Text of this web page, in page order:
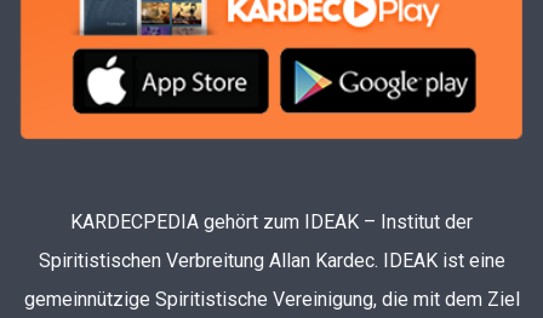
KARDECPEDIA gehört zum IDEAK – Institut der
Spiritistischen Verbreitung Allan Kardec. IDEAK ist eine
gemeinnützige Spiritistische Vereinigung, die mit dem Ziel